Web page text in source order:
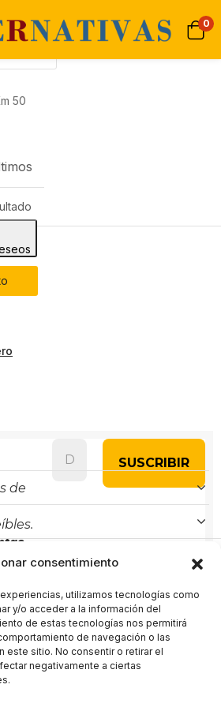
consentimiento
utilizamos tecnologías como
y/o acceder a la información del
de estas tecnologías nos permitirá
de navegación o las
este sitio. No consentir o retirar el
negativamente a ciertas
0
50
de
61 16 56
80 89